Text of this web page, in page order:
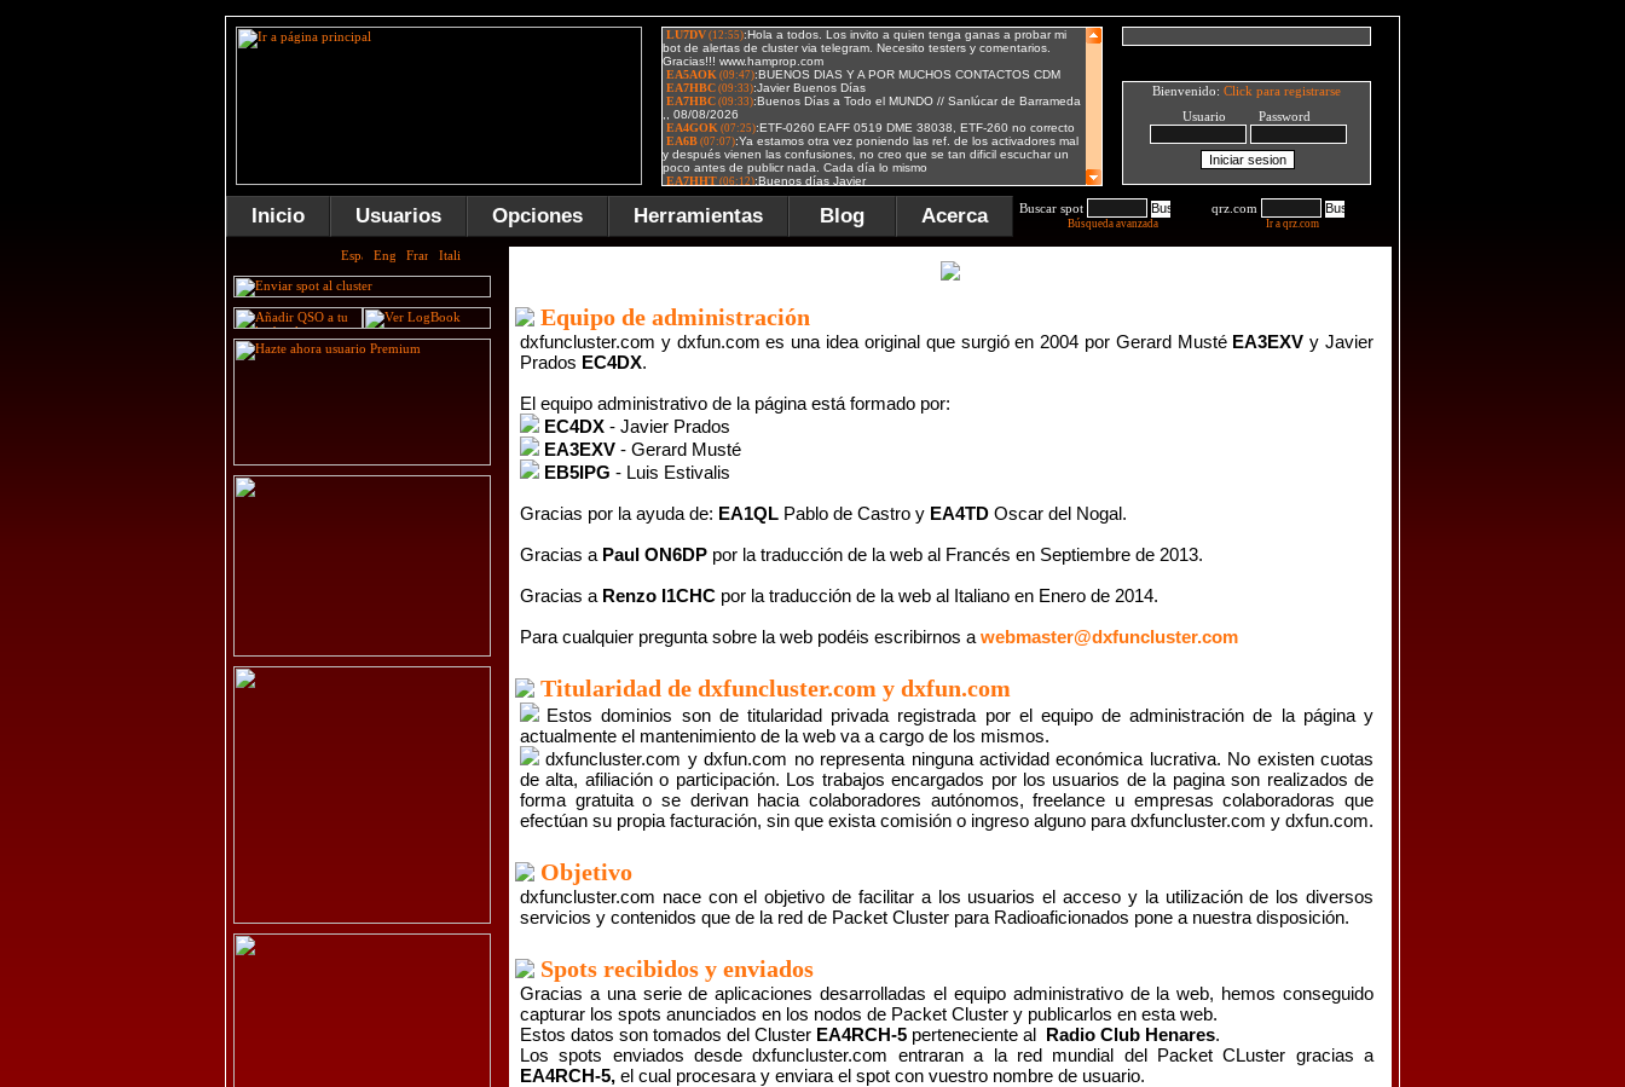
Bienvenido: Click para registrarse
Usuario Password
Inicio Usuarios Opciones Herramientas Blog Acerca Buscar spot
Búsqueda avanzada
qrz.com
Ir a qrz.com
Equipo de administración
dxfuncluster.com y dxfun.com es una idea original que surgió en 2004 por Gerard Musté EA3EXV y Javier
Prados EC4DX.
El equipo administrativo de la página está formado por:
EC4DX - Javier Prados
EA3EXV - Gerard Musté
EB5IPG - Luis Estivalis
Gracias por la ayuda de: EA1QL Pablo de Castro y EA4TD Oscar del Nogal.
Gracias a Paul ON6DP por la traducción de la web al Francés en Septiembre de 2013.
Gracias a Renzo I1CHC por la traducción de la web al Italiano en Enero de 2014.
Para cualquier pregunta sobre la web podéis escribirnos a webmaster@dxfuncluster.com
Titularidad de dxfuncluster.com y dxfun.com
Estos dominios son de titularidad privada registrada por el equipo de administración de la página y
actualmente el mantenimiento de la web va a cargo de los mismos.
dxfuncluster.com y dxfun.com no representa ninguna actividad económica lucrativa. No existen cuotas
de alta, afiliación o participación. Los trabajos encargados por los usuarios de la pagina son realizados de
forma gratuita o se derivan hacia colaboradores autónomos, freelance u empresas colaboradoras que
efectúan su propia facturación, sin que exista comisión o ingreso alguno para dxfuncluster.com y dxfun.com.
Objetivo
dxfuncluster.com nace con el objetivo de facilitar a los usuarios el acceso y la utilización de los diversos
servicios y contenidos que de la red de Packet Cluster para Radioaficionados pone a nuestra disposición.
Spots recibidos y enviados
Gracias a una serie de aplicaciones desarrolladas el equipo administrativo de la web, hemos conseguido
capturar los spots anunciados en los nodos de Packet Cluster y publicarlos en esta web.
Estos datos son tomados del Cluster EA4RCH-5 perteneciente al Radio Club Henares.
Los spots enviados desde dxfuncluster.com entraran a la red mundial del Packet CLuster gracias a
EA4RCH-5, el cual procesara y enviara el spot con vuestro nombre de usuario.